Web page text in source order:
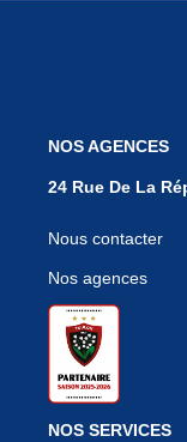
NOS AGENCES
24 Rue De La
Nous contacter
Nos agences
NOS SERVICES